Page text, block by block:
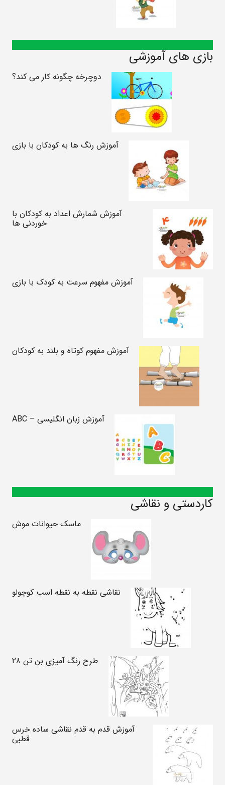
بازی های آموزشی
دوچرخه چگونه کار می کند؟
آموزش رنگ ها به کودکان با بازی
آموزش شمارش اعداد به کودکان با
خوردنی ها
آموزش مفهوم سرعت به کودک با بازی
آموزش مفهوم کوتاه و بلند به کودکان
آموزش زبان انگلیسی – ABC
کاردستی و نقاشی
ماسک حیوانات موش
نقاشی نقطه به نقطه اسب کوچولو
طرح رنگ آمیزی بن تن ۲۸
آموزش قدم به قدم نقاشی ساده خرس
قطبی